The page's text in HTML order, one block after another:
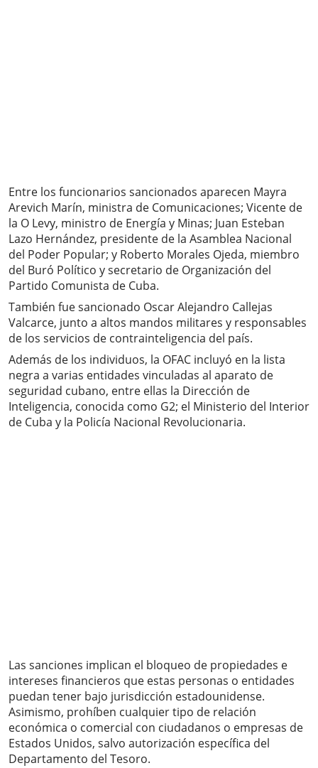
Entre los funcionarios sancionados aparecen Mayra
Arevich Marín, ministra de Comunicaciones; Vicente de
la O Levy, ministro de Energía y Minas; Juan Esteban
Lazo Hernández, presidente de la Asamblea Nacional
del Poder Popular; y Roberto Morales Ojeda, miembro
del Buró Político y secretario de Organización del
Partido Comunista de Cuba.
También fue sancionado Oscar Alejandro Callejas
Valcarce, junto a altos mandos militares y responsables
de los servicios de contrainteligencia del país.
Además de los individuos, la OFAC incluyó en la lista
negra a varias entidades vinculadas al aparato de
seguridad cubano, entre ellas la Dirección de
Inteligencia, conocida como G2; el Ministerio del Interior
de Cuba y la Policía Nacional Revolucionaria.
Las sanciones implican el bloqueo de propiedades e
intereses financieros que estas personas o entidades
puedan tener bajo jurisdicción estadounidense.
Asimismo, prohíben cualquier tipo de relación
económica o comercial con ciudadanos o empresas de
Estados Unidos, salvo autorización específica del
Departamento del Tesoro.